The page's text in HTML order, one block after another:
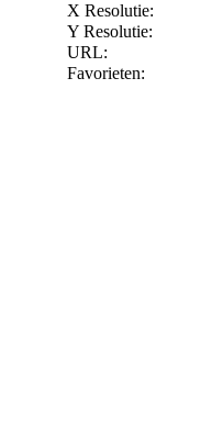
X Resolutie:
Y Resolutie:
URL:
Favorieten: